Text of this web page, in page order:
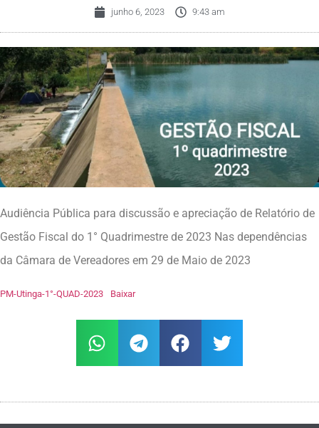
junho 6, 2023 9:43 am
Audiência Pública para discussão e apreciação de Relatório de
Gestão Fiscal do 1° Quadrimestre de 2023 Nas dependências
da Câmara de Vereadores em 29 de Maio de 2023
PM-Utinga-1°-QUAD-2023 Baixar